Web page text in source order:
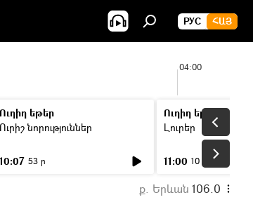
РУС ՀԱՅ
04:00
Ուղիղ եթեր
Ուրիշ նորություններ
10:07 53 ր
Ուղիղ եթեր
Լուրեր
11:00 10 ր
ք. Երևան 106.0